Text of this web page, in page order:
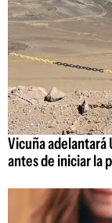
Vicuña adelantará
antes de iniciar la